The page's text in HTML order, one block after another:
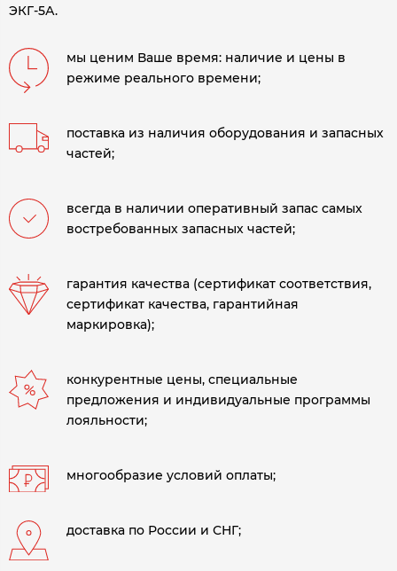
ЭКГ-5А.
мы ценим Ваше время: наличие и цены в
режиме реального времени;
поставка из наличия оборудования и запасных
частей;
всегда в наличии оперативный запас самых
востребованных запасных частей;
гарантия качества (сертификат соответствия,
сертификат качества, гарантийная
маркировка);
конкурентные цены, специальные
предложения и индивидуальные программы
лояльности;
многообразие условий оплаты;
доставка по России и СНГ;